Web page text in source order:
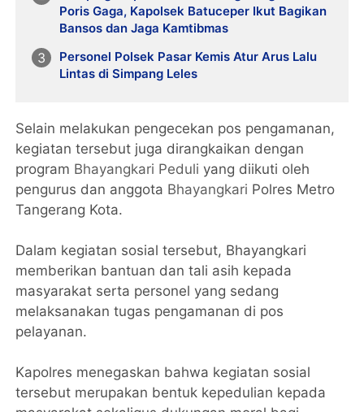
Poris Gaga, Kapolsek Batuceper Ikut Bagikan
Bansos dan Jaga Kamtibmas
Personel Polsek Pasar Kemis Atur Arus Lalu
Lintas di Simpang Leles
Selain melakukan pengecekan pos pengamanan,
kegiatan tersebut juga dirangkaikan dengan
program Bhayangkari Peduli yang diikuti oleh
pengurus dan anggota Bhayangkari Polres Metro
Tangerang Kota.
Dalam kegiatan sosial tersebut, Bhayangkari
memberikan bantuan dan tali asih kepada
masyarakat serta personel yang sedang
melaksanakan tugas pengamanan di pos
pelayanan.
Kapolres menegaskan bahwa kegiatan sosial
tersebut merupakan bentuk kepedulian kepada